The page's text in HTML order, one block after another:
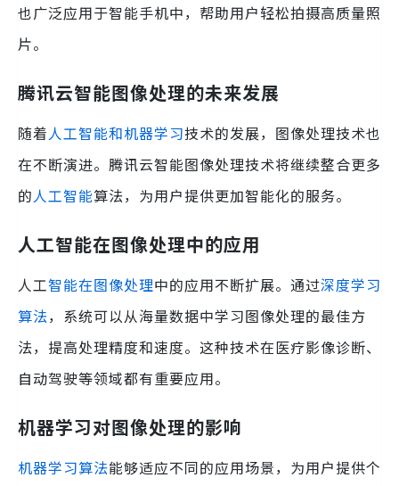
也广泛应用于智能手机中，帮助用户轻松拍摄高质量照
片。
腾讯云智能图像处理的未来发展
随着人工智能和机器学习技术的发展，图像处理技术也
在不断演进。腾讯云智能图像处理技术将继续整合更多
的人工智能算法，为用户提供更加智能化的服务。
人工智能在图像处理中的应用
人工智能在图像处理中的应用不断扩展。通过深度学习
算法，系统可以从海量数据中学习图像处理的最佳方
法，提高处理精度和速度。这种技术在医疗影像诊断、
自动驾驶等领域都有重要应用。
机器学习对图像处理的影响
机器学习算法能够适应不同的应用场景，为用户提供个